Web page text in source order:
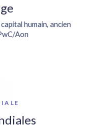
humain, ancien
Aon